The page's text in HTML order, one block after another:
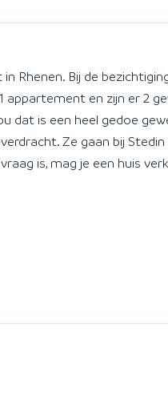
Rhenen. Bij de
en zijn er 2
dat is een heel gedoe
Ze gaan bij
is, mag je een huis